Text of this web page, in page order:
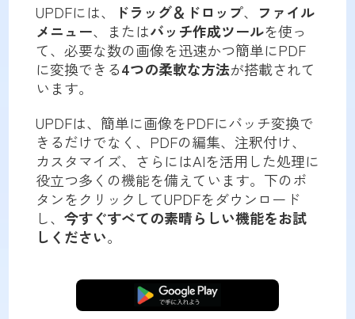
UPDFには、
ドラッグ＆ドロップ、
ファイル
メニュー、またはバッチ作成ツールを使っ
て、必要な数の画像を迅速かつ簡単にPDF
に変換できる4つの柔軟な方法が搭載されて
います。
UPDFは、簡単に画像をPDFにバッチ変換で
きるだけでなく、PDFの編集、注釈付け、
カスタマイズ、さらにはAIを活用した処理に
役立つ多くの機能を備えています。下のボ
タンをクリックしてUPDFをダウンロード
し、 今すぐすべての素晴らしい機能をお試
しください。
無料ダウンロード